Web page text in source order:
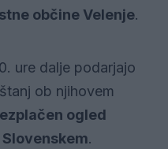
občine Velenje.
ure dalje podarjajo
ob njihovem
ogled
.